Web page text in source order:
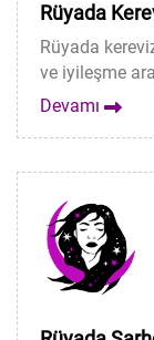
Rüyada
Rüyada
ve iyileşme
Devamı